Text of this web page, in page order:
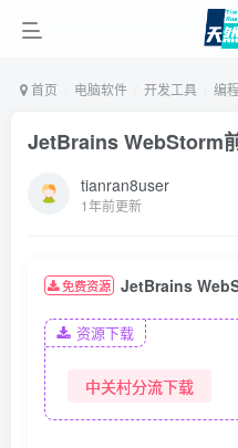
首页 电脑软件 开发工具 编
JetBrains WebStorm
tianran8user
1年前更新
免费资源 JetBrains
资源下载
中关村分流下载